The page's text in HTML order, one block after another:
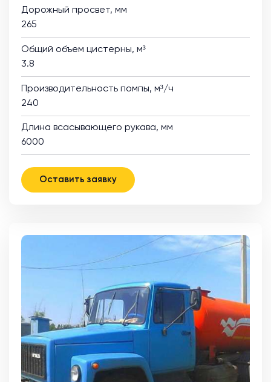
Дорожный просвет, мм
265
Общий объем цистерны, м³
3.8
Производительность помпы, м³/ч
240
Длина всасывающего рукава, мм
6000
Оставить заявку